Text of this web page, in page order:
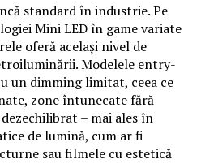
standard în industrie. Pe
Mini LED în game variate
oferă același nivel de
Modelele entry-
un dimming limitat, ceea ce
zone întunecate fără
– mai ales în
de lumină, cum ar fi
sau filmele cu estetică